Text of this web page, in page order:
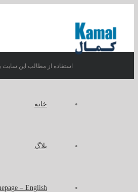
خانه
بلاگ
– English
استفاده از مطالب این سایت با